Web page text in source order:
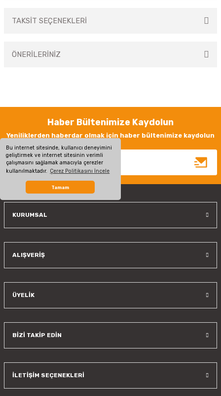
Bu internet sitesinde, kullanıcı deneyimini
geliştirmek ve internet sitesinin verimli
çalışmasını sağlamak amacıyla çerezler
kullanılmaktadır. Çerez Politikasını İncele
Tamam
TAKSİT SEÇENEKLERİ
ÖNERİLERİNİZ
Görüş ve önerileriniz için teşekkür ederiz.
Ürün resmi kalitesiz, bozuk veya görüntülenemiyor.
Ürün açıklamasında eksik bilgiler bulunuyor.
Ürün bilgilerinde hatalar bulunuyor.
Ürün fiyatı diğer sitelerden daha pahalı.
Bu ürüne benzer farklı alternatifler olmalı.
Haber Bültenimize Kaydolun
Yeniliklerden haberdar olmak için haber bültenimize kaydolun
KURUMSAL
ALIŞVERİŞ
ÜYELİK
BİZİ TAKİP EDİN
İLETİŞİM SEÇENEKLERİ